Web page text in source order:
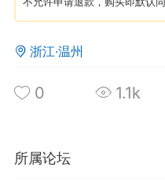
02-10 15:45
卖挂
禁止发布联机可用
单机辅助引流私下售卖
作弊模组在联机服务器使
浙江·温州
0 1.1k
所属论坛